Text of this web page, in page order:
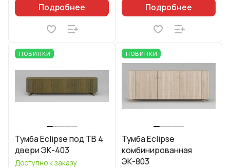
Подробнее
Подробнее
НОВИНКИ
Тумба Eclipse под ТВ 4
двери ЭК-403
Доступно к заказу
НОВИНКИ
Тумба Eclipse
комбинированная
ЭК-803